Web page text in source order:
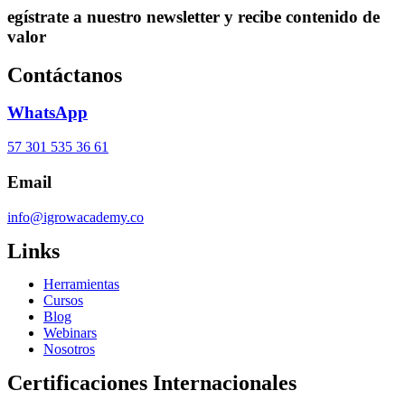
egístrate a nuestro newsletter y recibe contenido de
valor
Contáctanos
WhatsApp
57 301 535 36 61
Email
info@igrowacademy.co
Links
Herramientas
Cursos
Blog
Webinars
Nosotros
Certificaciones Internacionales